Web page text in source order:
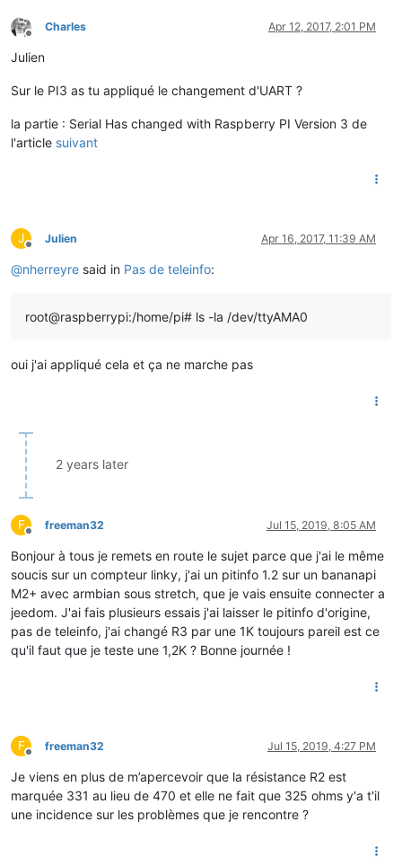
Offline
Charles Apr 12, 2017, 2:01 PM
Julien
Sur le PI3 as tu appliqué le changement d'UART ?
la partie : Serial Has changed with Raspberry PI Version 3 de
l'article suivant
J
Offline
Julien Apr 16, 2017, 11:39 AM
@nherreyre said in Pas de teleinfo:
root@raspberrypi:/home/pi# ls -la /dev/ttyAMA0
oui j'ai appliqué cela et ça ne marche pas
2 years later
F
Offline
freeman32 Jul 15, 2019, 8:05 AM
Bonjour à tous je remets en route le sujet parce que j'ai le même
soucis sur un compteur linky, j'ai un pitinfo 1.2 sur un bananapi
M2+ avec armbian sous stretch, que je vais ensuite connecter a
jeedom. J'ai fais plusieurs essais j'ai laisser le pitinfo d'origine,
pas de teleinfo, j'ai changé R3 par une 1K toujours pareil est ce
qu'il faut que je teste une 1,2K ? Bonne journée !
F
Offline
freeman32 Jul 15, 2019, 4:27 PM
Je viens en plus de m’apercevoir que la résistance R2 est
marquée 331 au lieu de 470 et elle ne fait que 325 ohms y'a t'il
une incidence sur les problèmes que je rencontre ?